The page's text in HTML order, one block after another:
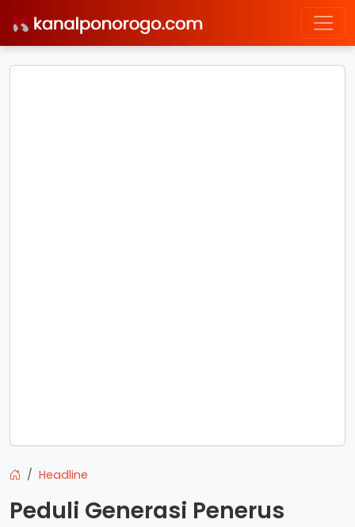
Headline
Peduli Generasi Penerus